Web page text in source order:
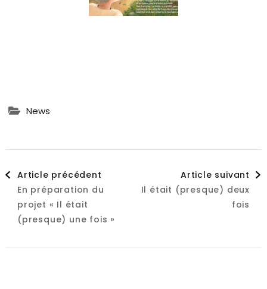
News
Navigation
d'article
Article précédent
En préparation du
projet « Il était
(presque) une fois »
Article suivant
Il était (presque) deux
fois